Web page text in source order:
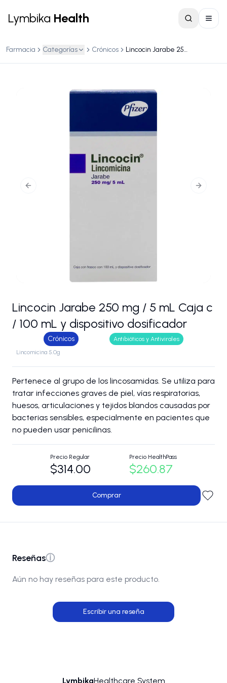
Lymbika Health
Farmacia Categorías Crónicos Lincocin Jarabe 250 mg / 5 mL Caja c / 100 mL y dispositivo dosificador
Previous slide Next
Lincocin Jarabe 250 mg / 5 mL Caja c
/ 100 mL y dispositivo dosificador
Crónicos
Antibióticos y Antivirales
Lincomicina 5.0g
Pertenece al grupo de los lincosamidas. Se utiliza para
tratar infecciones graves de piel, vías respiratorias,
huesos, articulaciones y tejidos blandos causadas por
bacterias sensibles, especialmente en pacientes que
no pueden usar penicilinas.
Precio Regular
$314.00
Precio HealthPass
$260.87
Comprar
Reseñasⓘ
Aún no hay reseñas para este producto.
Escribir una reseña
LymbikaHealthcare System